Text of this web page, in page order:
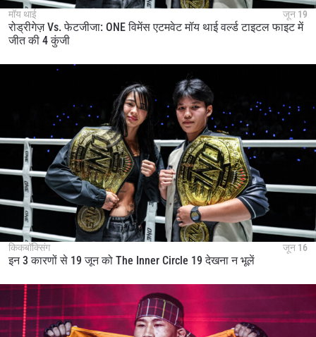
मॉय थाई जून 19
रोड्रीगेज़ Vs. फेटजीजा: ONE विमेंस एटमवेट मॉय थाई वर्ल्ड टाइटल फाइट में
जीत की 4 कुंजी
किकबॉक्सिंग जून 16
इन 3 कारणों से 19 जून को The Inner Circle 19 देखना न भूलें